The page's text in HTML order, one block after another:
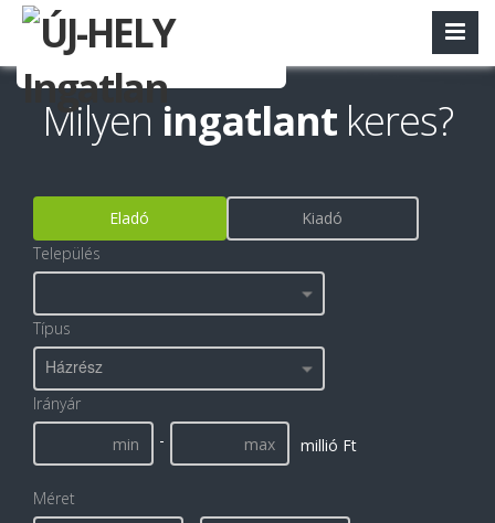
Milyen ingatlant keres?
Eladó
Kiadó
Település
Típus
Házrész
Irányár
-
millió Ft
Méret